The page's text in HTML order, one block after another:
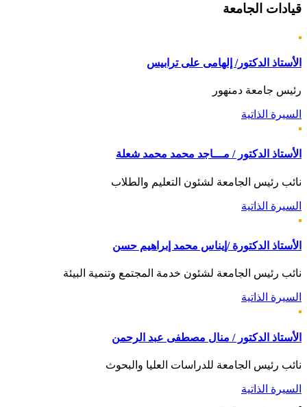
قيادات الجامعة
الأستاذ الدكتور/ إلهامى على ترابيس
رئيس جامعة دمنهور
السيرة الذاتية
الأستاذ الدكتور / مـــاجد محمد محمد شعلة
نائب رئيس الجامعة لشئون التعليم والطلاب
السيرة الذاتية
الأستاذ الدكتورة /إيناس محمد إبراهيم حسن
نائب رئيس الجامعة لشئون خدمة المجتمع وتنمية البيئة
السيرة الذاتية
الأستاذ الدكتور / منال مصطفى عبد الرحمن
نائب رئيس الجامعة للدراسات العليا والبحوث
السيرة الذاتية